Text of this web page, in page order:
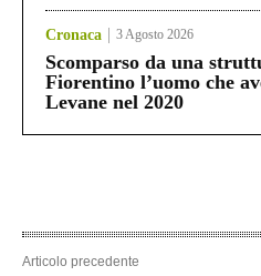
Cronaca 3 Agosto 2026
Scomparso da una
Fiorentino l’uomo che
Levane nel 2020
Articolo precedente